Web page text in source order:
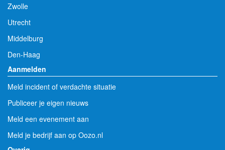
Zwolle
Utrecht
Middelburg
Den-Haag
Aanmelden
Meld incident of verdachte situatie
Publiceer je eigen nieuws
Meld een evenement aan
Meld je bedrijf aan op Oozo.nl